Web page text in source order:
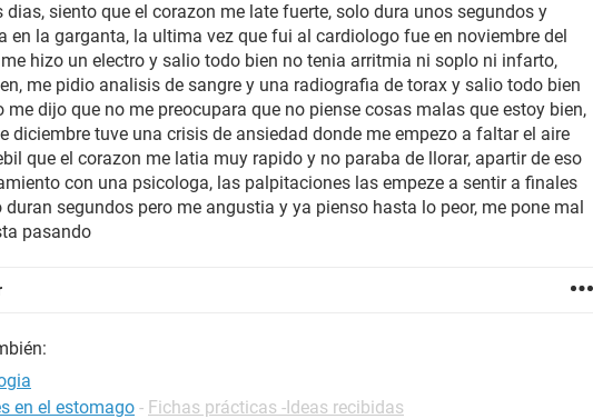
dias, siento que el corazon me late fuerte, solo dura unos segundos y
en la garganta, la ultima vez que fui al cardiologo fue en noviembre del
hizo un electro y salio todo bien no tenia arritmia ni soplo ni infarto,
me pidio analisis de sangre y una radiografia de torax y salio todo bien
me dijo que no me preocupara que no piense cosas malas que estoy bien,
diciembre tuve una crisis de ansiedad donde me empezo a faltar el aire
que el corazon me latia muy rapido y no paraba de llorar, apartir de eso
con una psicologa, las palpitaciones las empeze a sentir a finales
duran segundos pero me angustia y ya pienso hasta lo peor, me pone mal
pasando
en el estomago - Fichas prácticas -Ideas recibidas